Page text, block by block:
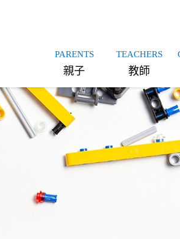
PARENTS
親子
TEACHERS
教師